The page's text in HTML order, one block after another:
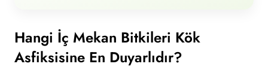
Hangi İç Mekan Bitkileri Kök
Asfiksisine En Duyarlıdır?